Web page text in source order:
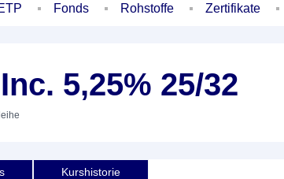
Fonds Rohstoffe Zertifikate
5,25% 25/32
Kurshistorie